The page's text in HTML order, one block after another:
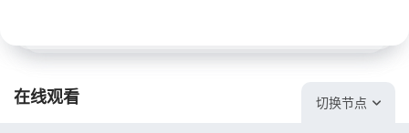
在线观看 切换节点